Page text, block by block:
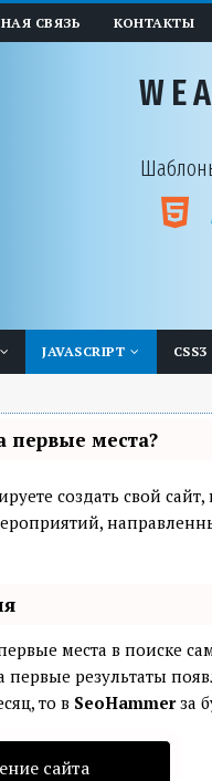
СВЯЗЬ КОНТАКТЫ
JAVASCRIPT CSS3
первые места?
создать свой
места в поиске
первые результаты
то в SeoHammerза
сайта